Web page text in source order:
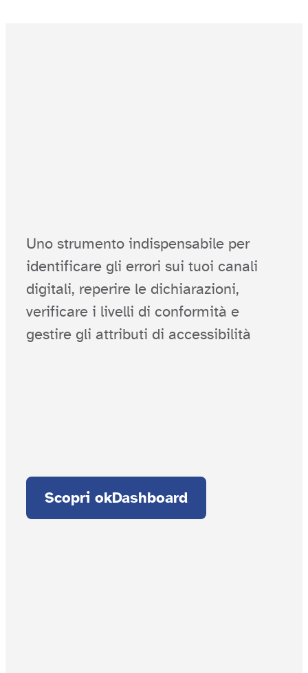
Uno strumento indispensabile per
identificare gli errori sui tuoi canali
digitali, reperire le dichiarazioni,
verificare i livelli di conformità e
gestire gli attributi di accessibilità
Scopri okDashboard